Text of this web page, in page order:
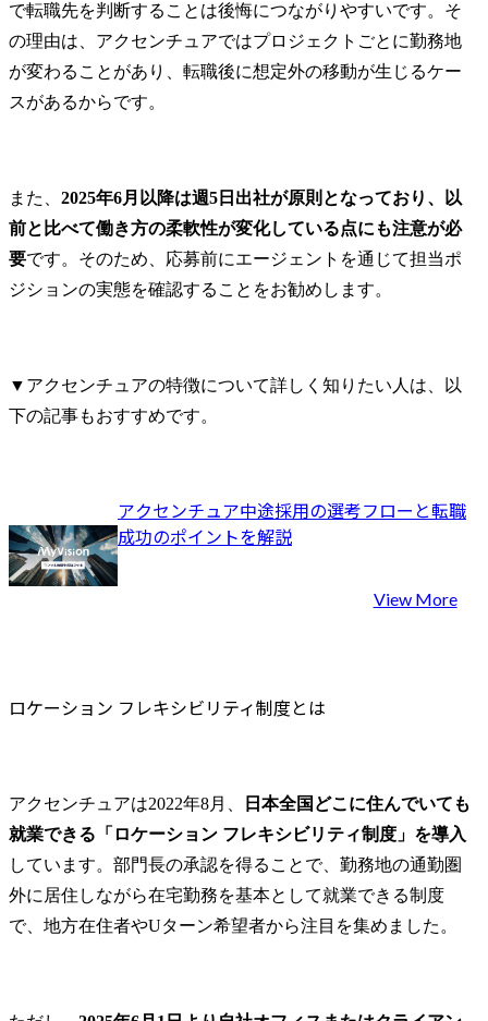
で転職先を判断することは後悔につながりやすいです。そ
の理由は、アクセンチュアではプロジェクトごとに勤務地
が変わることがあり、転職後に想定外の移動が生じるケー
スがあるからです。
また、 2025年6月以降は週5日出社が原則となっており、以
前と比べて働き方の柔軟性が変化している点にも注意が必
要です。そのため、応募前にエージェントを通じて担当ポ
ジションの実態を確認することをお勧めします。
▼アクセンチュアの特徴について詳しく知りたい人は、以
下の記事もおすすめです。
アクセンチュア中途採用の選考フローと転職
成功のポイントを解説
View More
ロケーション フレキシビリティ制度とは
アクセンチュアは2022年8月、
日本全国どこに住んでいても
就業できる「ロケーション フレキシビリティ制度」を導入
しています。部門長の承認を得ることで、勤務地の通勤圏
外に居住しながら在宅勤務を基本として就業できる制度
で、地方在住者やUターン希望者から注目を集めました。